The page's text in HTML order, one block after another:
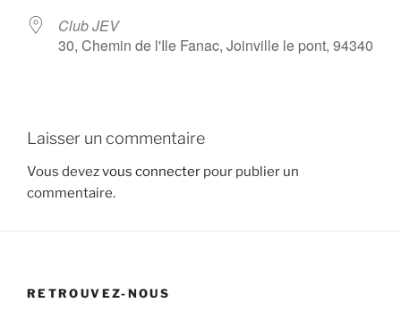
Club JEV
30, Chemin de l'Ile Fanac, Joinville le pont, 94340
Laisser un commentaire
Vous devezvous connecter pour publier un
commentaire.
RETROUVEZ-NOUS